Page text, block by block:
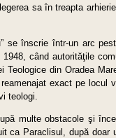
sa în treapta
se înscrie într-un arc
când autorităţile
Teologice din Oradea
exact pe locul
teologi.
multe obstacole şi
ca Paraclisul, după doar